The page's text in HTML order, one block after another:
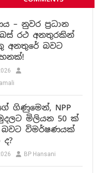
– නුවර ප්‍රධාන
බස් රථ අනතුරකින්
අනතුරේ බවට
ගිණුමෙන්, NPP
මිලියන 50 ක්
විමර්ෂණයක්
BP Hansani